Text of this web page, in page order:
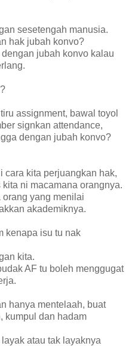
sesetengah manusia.
hak jubah konvo?
jubah konvo kalau
assignment, bawal toyol
signkan attendance,
dengan jubah konvo?
cara kita perjuangkan hak,
ni macamana orangnya.
yang menilai
akademiknya.
kenapa isu tu nak
kita.
AF tu boleh menggugat
hanya mentelaah, buat
kumpul dan hadam
atau tak layaknya